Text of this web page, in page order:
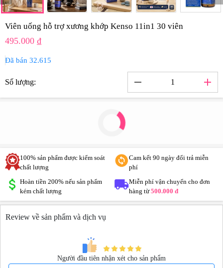
Viên uống hỗ trợ xương khớp Kenso 11in1 30 viên
495.000 ₫
Đã bán 32.615
Số lượng: remove add
100% sản phẩm được kiểm soát
chất lượng
Cam kết 90 ngày đổi trả miễn
phí
Hoàn tiền 200% nếu sản phẩm
kém chất lượng
Miễn phí vận chuyển cho đơn
hàng từ500.000 đ
Review về sản phẩm và dịch vụ
Người đầu tiên nhận xét cho sản phẩm